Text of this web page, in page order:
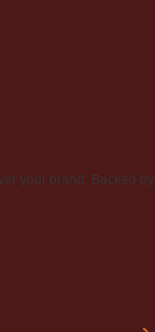
your brand. Backed